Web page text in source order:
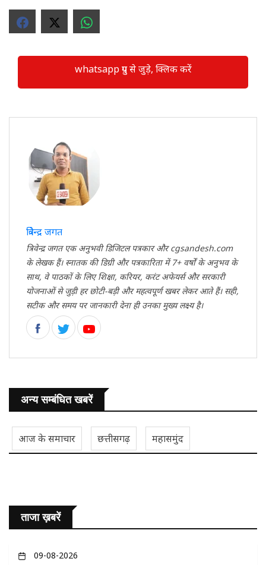
whatsapp ग्रुप से जुड़े, क्लिक करें
त्रिवेन्द्र जगत
त्रिवेन्द्र जगत एक अनुभवी डिजिटल पत्रकार और cgsandesh.com
के लेखक हैं। स्नातक की डिग्री और पत्रकारिता में 7+ वर्षों के अनुभव के
साथ, वे पाठकों के लिए शिक्षा, करियर, करंट अफेयर्स और सरकारी
योजनाओं से जुड़ी हर छोटी-बड़ी और महत्वपूर्ण खबर लेकर आते हैं। सही,
सटीक और समय पर जानकारी देना ही उनका मुख्य लक्ष्य है।
अन्य सम्बंधित खबरें
आज के समाचार छत्तीसगढ़ महासमुंद
ताजा ख़बरें
09-08-2026